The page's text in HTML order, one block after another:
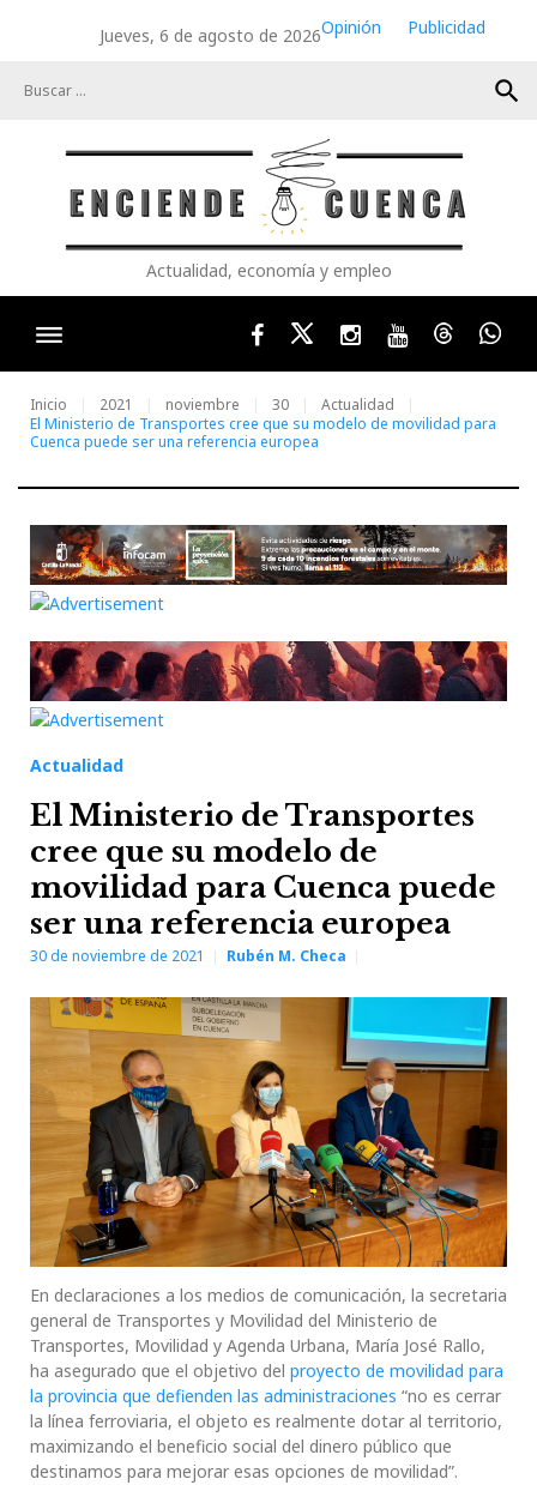
Jueves, 6 de agosto de 2026Opinión
Publicidad
search
Actualidad, economía y empleo
FacebookTwitterInstagram
YoutubeThreads
Inicio 2021 noviembre 30
Actualidad
El Ministerio de Transportes cree que su modelo de movilidad para
Cuenca puede ser una referencia europea
Actualidad
El Ministerio de Transportes
cree que su modelo de
movilidad para Cuenca puede
ser una referencia europea
30 de noviembre de 2021 Rubén M. Checa
En declaraciones a los medios de comunicación, la secretaria
general de Transportes y Movilidad del Ministerio de
Transportes, Movilidad y Agenda Urbana, María José Rallo,
ha asegurado que el objetivo del proyecto de movilidad para
la provincia que defienden las administraciones “no es cerrar
la línea ferroviaria, el objeto es realmente dotar al territorio,
maximizando el beneficio social del dinero público que
destinamos para mejorar esas opciones de movilidad”.